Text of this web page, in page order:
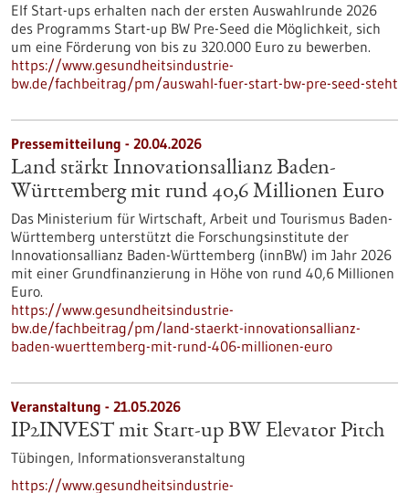
Elf Start-ups erhalten nach der ersten Auswahlrunde 2026
des Programms Start-up BW Pre-Seed die Möglichkeit, sich
um eine Förderung von bis zu 320.000 Euro zu bewerben.
https://www.gesundheitsindustrie-
bw.de/fachbeitrag/pm/auswahl-fuer-start-bw-pre-seed-steht
Pressemitteilung - 20.04.2026
Land stärkt Innovationsallianz Baden-
Württemberg mit rund 40,6 Millionen Euro
Das Ministerium für Wirtschaft, Arbeit und Tourismus Baden-
Württemberg unterstützt die Forschungsinstitute der
Innovationsallianz Baden-Württemberg (innBW) im Jahr 2026
mit einer Grundfinanzierung in Höhe von rund 40,6 Millionen
Euro.
https://www.gesundheitsindustrie-
bw.de/fachbeitrag/pm/land-staerkt-innovationsallianz-
baden-wuerttemberg-mit-rund-406-millionen-euro
Veranstaltung - 21.05.2026
IP2INVEST mit Start-up BW Elevator Pitch
Tübingen, Informationsveranstaltung
https://www.gesundheitsindustrie-